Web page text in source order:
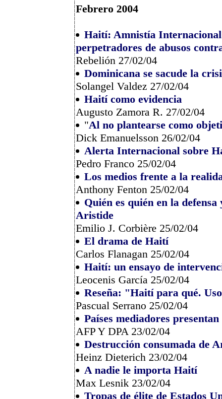
Febrero 2004
Haití: Amnistía Internacional
perpetradores de abusos
Rebelión 27/02/04
Dominicana se sacude la
Solangel Valdez 27/02/04
Haití como evidencia
Augusto Zamora R. 27/02/04
"Al no plantearse como
Dick Emanuelsson 26/02/04
Alerta Internacional sobre
Pedro Franco 25/02/04
Los medios frente a la
Anthony Fenton 25/02/04
Quién es quién en la
Aristide
Emilio J. Corbière 25/02/04
El drama de Haití
Carlos Flanagan 25/02/04
Haití: un ensayo de
Leocenis García 25/02/04
Reseña: "Haití para qué.
Pascual Serrano 25/02/04
Países mediadores
AFP Y DPA 23/02/04
Destrucción consumada de
Heinz Dieterich 23/02/04
A nadie le importa Haití
Max Lesnik 23/02/04
Tropas de élite de Estados